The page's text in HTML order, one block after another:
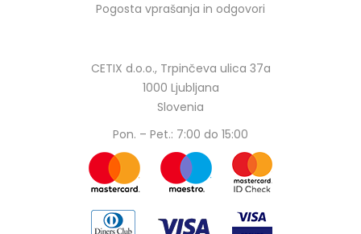
Pogosta vprašanja in odgovori
CETIX d.o.o., Trpinčeva ulica 37a
1000 Ljubljana
Slovenia
Pon. – Pet.: 7:00 do 15:00